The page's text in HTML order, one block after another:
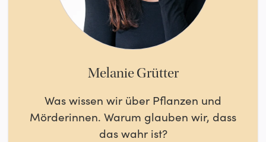
Melanie Grütter
Was wissen wir über Pflanzen und
Mörderinnen. Warum glauben wir, dass
das wahr ist?